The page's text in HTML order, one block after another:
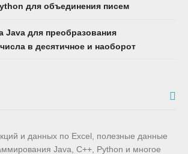
для объединения писем
Java для преобразования
в десятичное и наоборот
и данных по Excel, полезные данные
Java, C++, Python и многое